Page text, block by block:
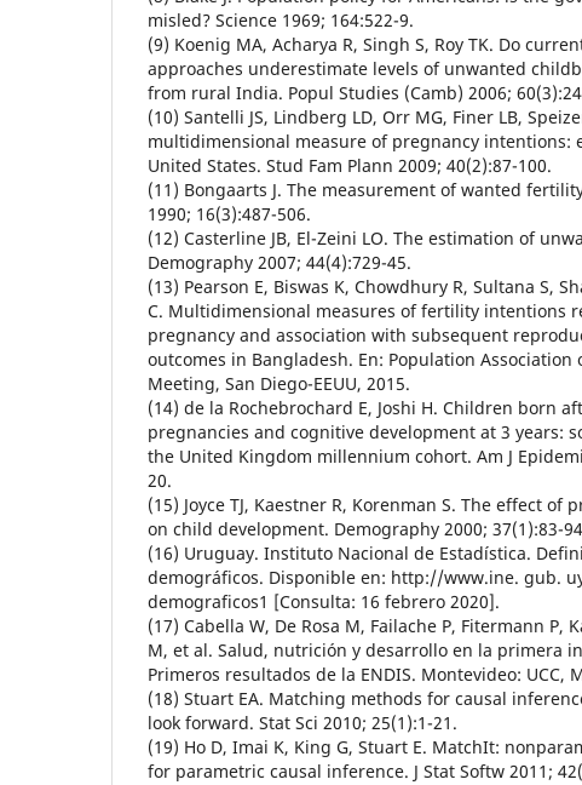
misled? Science 1969; 164:522-9.
(9) Koenig MA, Acharya R, Singh S, Roy TK. Do
approaches underestimate levels of unwanted
from rural India. Popul Studies (Camb) 2006;
(10) Santelli JS, Lindberg LD, Orr MG, Finer LB,
multidimensional measure of pregnancy intentions:
United States. Stud Fam Plann 2009; 40(2):87-100.
(11) Bongaarts J. The measurement of wanted
1990; 16(3):487-506.
(12) Casterline JB, El-Zeini LO. The estimation of
Demography 2007; 44(4):729-45.
(13) Pearson E, Biswas K, Chowdhury R, Sultana S,
C. Multidimensional measures of fertility intentions
pregnancy and association with subsequent
outcomes in Bangladesh. En: Population Association
Meeting, San Diego-EEUU, 2015.
(14) de la Rochebrochard E, Joshi H. Children born
pregnancies and cognitive development at 3 years:
the United Kingdom millennium cohort. Am J
20.
(15) Joyce TJ, Kaestner R, Korenman S. The effect of
on child development. Demography 2000; 37(1):83-
(16) Uruguay. Instituto Nacional de Estadística.
demográficos. Disponible en: http://www.ine. gub.
demograficos1 [Consulta: 16 febrero 2020].
(17) Cabella W, De Rosa M, Failache P, Fitermann P,
M, et al. Salud, nutrición y desarrollo en la primera
Primeros resultados de la ENDIS. Montevideo: UCC,
(18) Stuart EA. Matching methods for causal
look forward. Stat Sci 2010; 25(1):1-21.
(19) Ho D, Imai K, King G, Stuart E. MatchIt:
for parametric causal inference. J Stat Softw 2011;